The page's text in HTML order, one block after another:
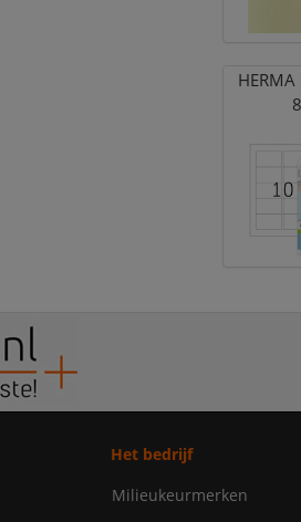
Het bedrijf
Milieukeurmerken